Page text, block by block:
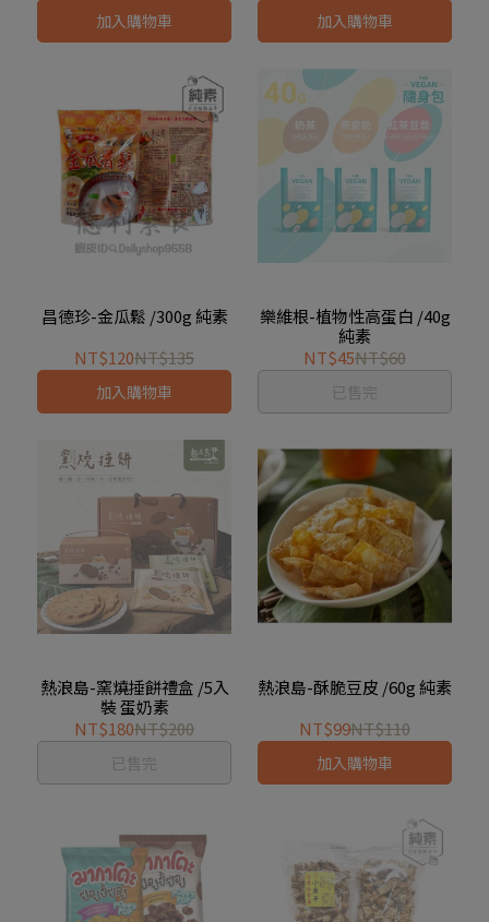
加入購物車 加入購物車
昌德珍-金瓜鬆 /300g 純素
NT$120NT$135
加入購物車
樂維根-植物性高蛋白 /40g
純素
NT$45NT$60
已售完
熱浪島-窯燒捶餅禮盒 /5入
裝 蛋奶素
NT$180NT$200
已售完
熱浪島-酥脆豆皮 /60g 純素
NT$99NT$110
加入購物車